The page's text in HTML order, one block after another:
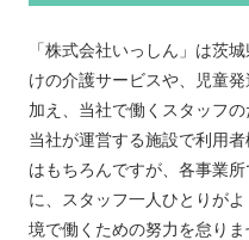
「株式会社いっしん」は茨
けの介護サービスや、児童
加え、当社で働くスタッフ
当社が運営する施設で利用
はもちろんですが、各事業
に、スタッフ一人ひとりが
境で働くための努力を怠り